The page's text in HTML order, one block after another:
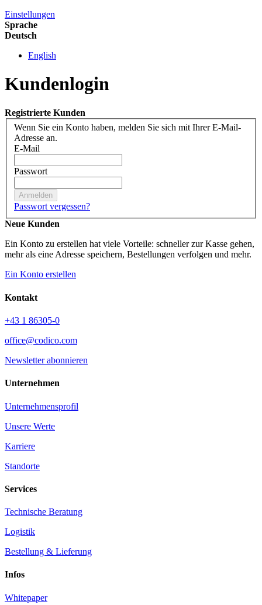
Einstellungen
Sprache
Deutsch
English
Kundenlogin
Registrierte Kunden
Wenn Sie ein Konto haben, melden Sie sich mit Ihrer E-Mail-
Adresse an.
E-Mail
Passwort
Anmelden
Passwort vergessen?
Neue Kunden
Ein Konto zu erstellen hat viele Vorteile: schneller zur Kasse gehen,
mehr als eine Adresse speichern, Bestellungen verfolgen und mehr.
Ein Konto erstellen
Facebook
LinkedIn
Xing
Youtube
Kontakt
+43 1 86305-0
office@codico.com
Newsletter abonnieren
Unternehmen
Unternehmensprofil
Unsere Werte
Karriere
Standorte
Services
Technische Beratung
Logistik
Bestellung & Lieferung
Infos
Whitepaper